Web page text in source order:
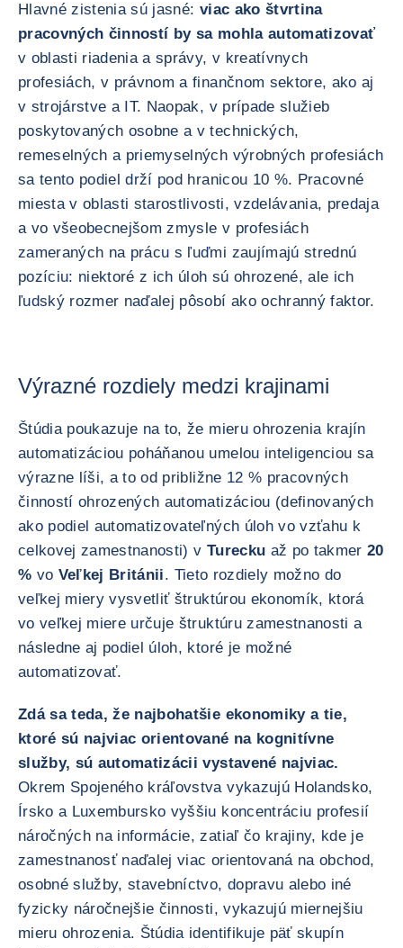
Hlavné zistenia sú jasné: viac ako štvrtina
pracovných činností by sa mohla automatizovať
v oblasti riadenia a správy, v kreatívnych
profesiách, v právnom a finančnom sektore, ako aj
v strojárstve a IT. Naopak, v prípade služieb
poskytovaných osobne a v technických,
remeselných a priemyselných výrobných profesiách
sa tento podiel drží pod hranicou 10 %. Pracovné
miesta v oblasti starostlivosti, vzdelávania, predaja
a vo všeobecnejšom zmysle v profesiách
zameraných na prácu s ľuďmi zaujímajú strednú
pozíciu: niektoré z ich úloh sú ohrozené, ale ich
ľudský rozmer naďalej pôsobí ako ochranný faktor.
Výrazné rozdiely medzi krajinami
Štúdia poukazuje na to, že mieru ohrozenia krajín
automatizáciou poháňanou umelou inteligenciou sa
výrazne líši, a to od približne 12 % pracovných
činností ohrozených automatizáciou (definovaných
ako podiel automatizovateľných úloh vo vzťahu k
celkovej zamestnanosti) v Turecku až po takmer 20
% vo Veľkej Británii. Tieto rozdiely možno do
veľkej miery vysvetliť štruktúrou ekonomík, ktorá
vo veľkej miere určuje štruktúru zamestnanosti a
následne aj podiel úloh, ktoré je možné
automatizovať.
Zdá sa teda, že najbohatšie ekonomiky a tie,
ktoré sú najviac orientované na kognitívne
služby, sú automatizácii vystavené najviac.
Okrem Spojeného kráľovstva vykazujú Holandsko,
Írsko a Luxembursko vyššiu koncentráciu profesií
náročných na informácie, zatiaľ čo krajiny, kde je
zamestnanosť naďalej viac orientovaná na obchod,
osobné služby, stavebníctvo, dopravu alebo iné
fyzicky náročnejšie činnosti, vykazujú miernejšiu
mieru ohrozenia. Štúdia identifikuje päť skupín